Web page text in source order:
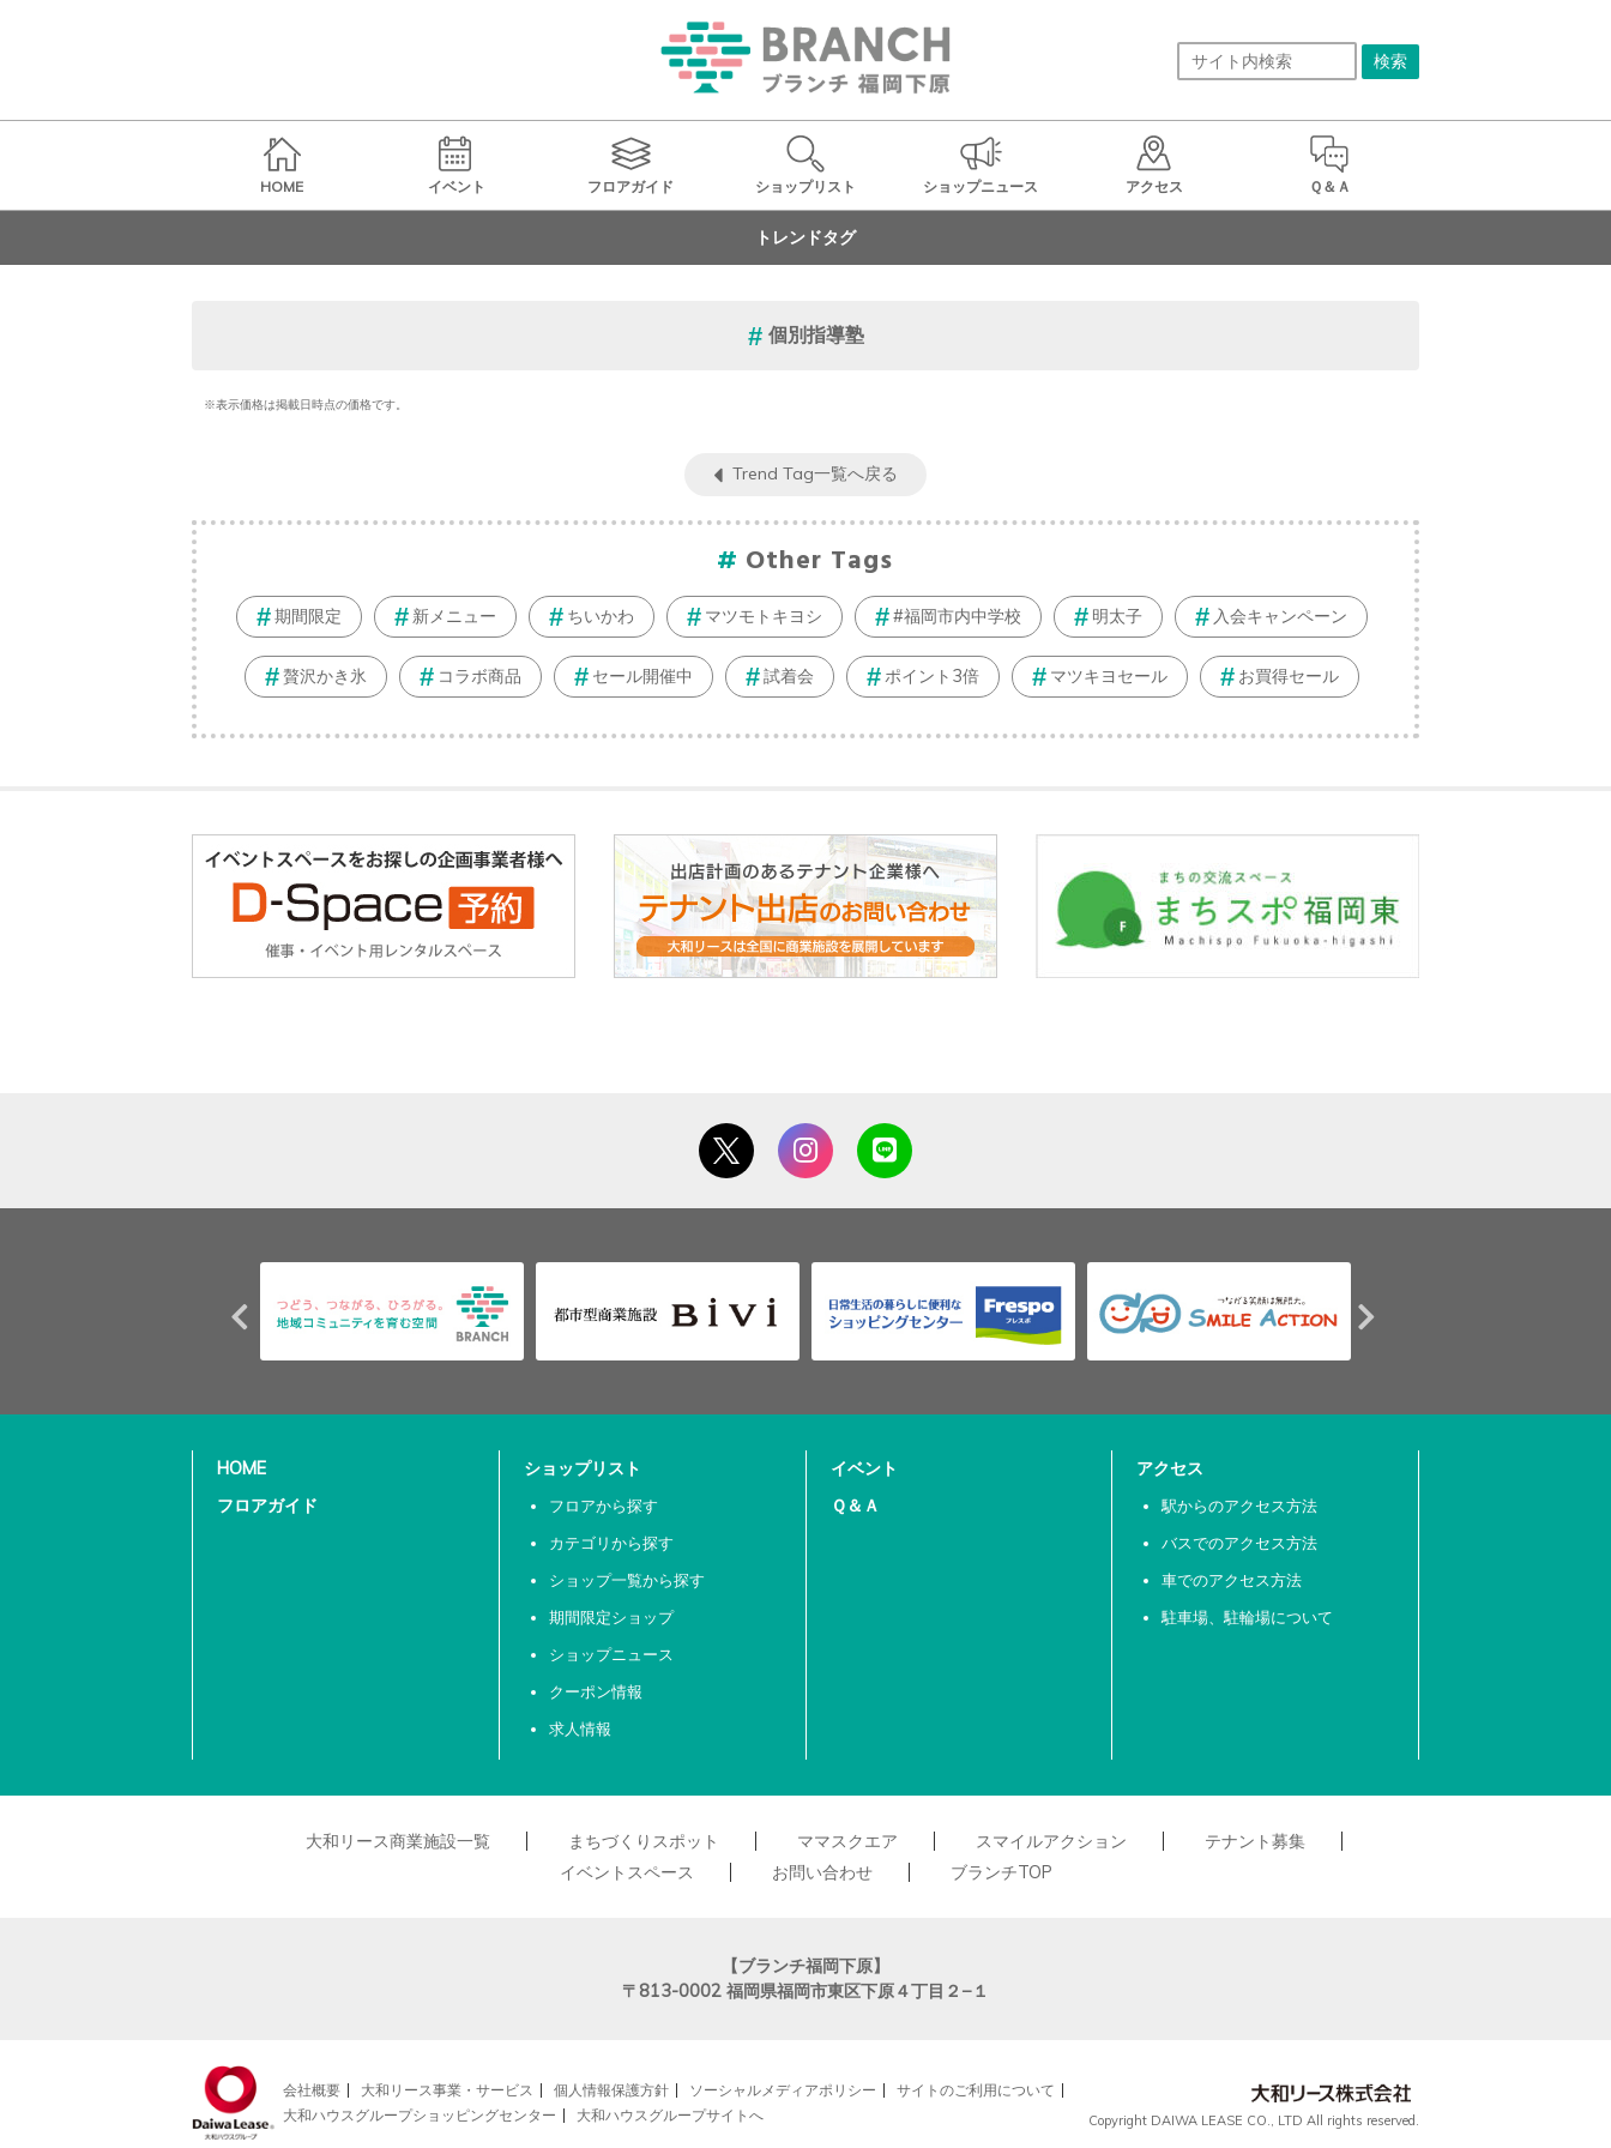
HOME イベント フロアガイド ショップリスト ショップニュース アクセス Ｑ＆Ａ
トレンドタグ
個別指導塾
※表示価格は掲載日時点の価格です。
Trend Tag一覧へ戻る
Other Tags
期間限定 新メニュー ちいかわ マツモトキヨシ #福岡市内中学校 明太子 入会キャンペーン
贅沢かき氷 コラボ商品 セール開催中 試着会 ポイント3倍 マツキヨセール お買得セール
HOME
フロアガイド
ショップリスト
フロアから探す
カテゴリから探す
ショップ一覧から探す
期間限定ショップ
ショップニュース
クーポン情報
求人情報
イベント
Ｑ＆Ａ
アクセス
駅からのアクセス方法
バスでのアクセス方法
車でのアクセス方法
駐車場、駐輪場について
大和リース商業施設一覧 まちづくりスポット ママスクエア スマイルアクション
テナント募集
イベントスペース
お問い合わせ ブランチTOP
【ブランチ福岡下原】
〒813-0002 福岡県福岡市東区下原４丁目２−１
会社概要 大和リース事業・サービス 個人情報保護方針 ソーシャルメディアポリシー
サイトのご利用について
大和ハウスグループショッピングセンター
大和ハウスグループサイトへ Copyright DAIWA LEASE CO., LTD All rights reserved.